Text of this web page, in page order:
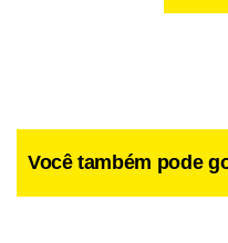
19h – Debate no Instituto
Você também pode